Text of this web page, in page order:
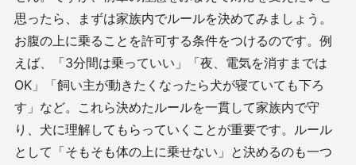
思ったら、まずは家族内でルールを決めてみましょう。
お腹の上に乗ることを許可する条件をつけるのです。例
えば、「3分間は乗っていい」「夜、電気を消すまでは
OK」「飼い主が動きたくなったら犬が寝ていても下ろ
す」など。これら決めたルールを一貫して家族内で守
り、犬に理解してもらっていくことが重要です。ルール
として「そもそも体の上に乗せない」と決めるのも一つ